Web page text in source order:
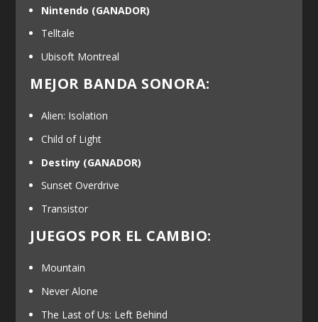
Nintendo (GANADOR)
Telltale
Ubisoft Montreal
MEJOR BANDA SONORA:
Alien: Isolation
Child of Light
Destiny (GANADOR)
Sunset Overdrive
Transistor
JUEGOS POR EL CAMBIO:
Mountain
Never Alone
The Last of Us: Left Behind